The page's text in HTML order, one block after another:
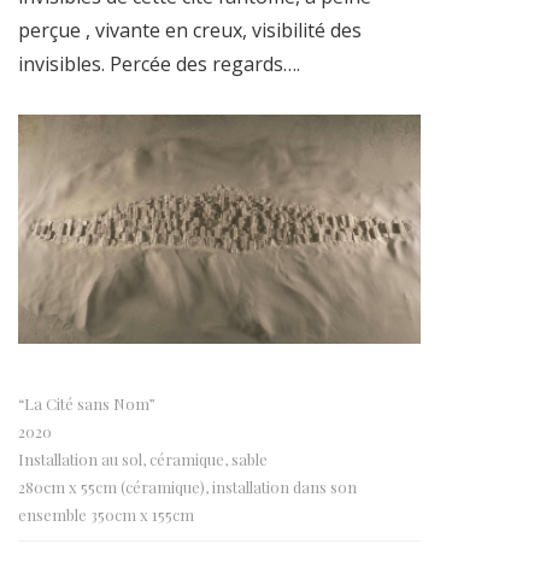
perçue , vivante en creux, visibilité des
invisibles. Percée des regards….
“La Cité sans Nom”
2020
Installation au sol, céramique, sable
280cm x 55cm (céramique), installation dans son
ensemble 350cm x 155cm